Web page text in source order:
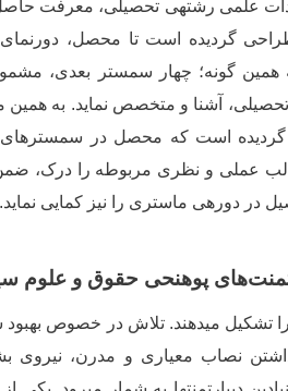
علمی رشته­ی تحصیلی، معرفت
گردیده است تا محصل،
همین گونه؛ چهار سمستر بعدی،
آشنا و متخصص نماید. به همین
است که محصل در سمسترهای
عملی و نظری مربوطه را درک، ضمن
در دوره­ی ماستری را نیز کمایی نماید.
پوهنحی حقوق و علوم
را تشکیل می­دهند. تلاش در خصوص
نصاب معیاری و مدرن، نیروی